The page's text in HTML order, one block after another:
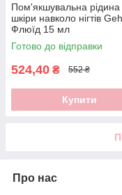
Пом'якшувальна рідина
шкіри навколо нігтів
Флюїд 15 мл
Готово до відправки
524,40 ₴ 552 ₴
Купити
Про нас